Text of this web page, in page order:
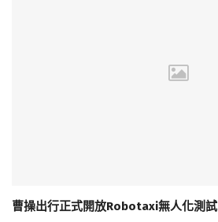
曹操出行正式開放Robotaxi無人化測試